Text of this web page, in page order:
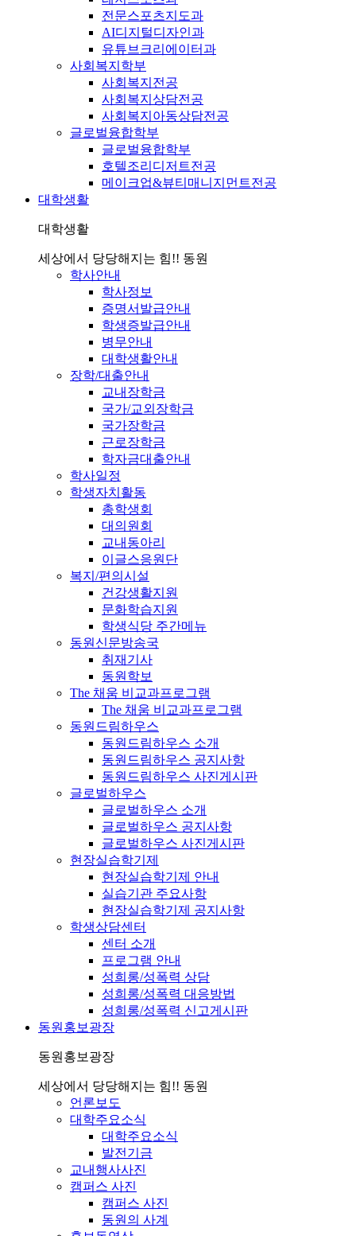
전문스포츠지도과
AI디지털디자인과
유튜브크리에이터과
사회복지학부
사회복지전공
사회복지상담전공
사회복지아동상담전공
글로벌융합학부
글로벌융합학부
호텔조리디저트전공
메이크업&뷰티매니지먼트전공
대학생활
대학생활
세상에서 당당해지는 힘!! 동원
학사안내
학사정보
증명서발급안내
학생증발급안내
병무안내
대학생활안내
장학/대출안내
교내장학금
국가/교외장학금
국가장학금
근로장학금
학자금대출안내
학사일정
학생자치활동
총학생회
대의원회
교내동아리
이글스응원단
복지/편의시설
건강생활지원
문화학습지원
학생식당 주간메뉴
동원신문방송국
취재기사
동원학보
The 채움 비교과프로그램
The 채움 비교과프로그램
동원드림하우스
동원드림하우스 소개
동원드림하우스 공지사항
동원드림하우스 사진게시판
글로벌하우스
글로벌하우스 소개
글로벌하우스 공지사항
글로벌하우스 사진게시판
현장실습학기제
현장실습학기제 안내
실습기관 주요사항
현장실습학기제 공지사항
학생상담센터
센터 소개
프로그램 안내
성희롱/성폭력 상담
성희롱/성폭력 대응방법
성희롱/성폭력 신고게시판
동원홍보광장
동원홍보광장
세상에서 당당해지는 힘!! 동원
언론보도
대학주요소식
대학주요소식
발전기금
교내행사사진
캠퍼스 사진
캠퍼스 사진
동원의 사계